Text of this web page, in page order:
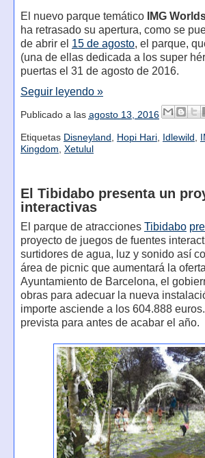
El nuevo parque temático IMG
ha retrasado su apertura, como se
de abrir el 15 de agosto, el parque,
(una de ellas dedicada a los super
puertas el 31 de agosto de 2016.
Seguir leyendo »
Publicado a las agosto 13, 2016
Etiquetas Disneyland , Hopi Hari, Idlewild ,
Kingdom, Xetulul
El Tibidabo presenta un
interactivas
El parque de atracciones Tibidabo
proyecto de juegos de fuentes
surtidores de agua, luz y sonido así
área de picnic que aumentará la
Ayuntamiento de Barcelona, el
obras para adecuar la nueva
importe asciende a los 604.888
prevista para antes de acabar el año.